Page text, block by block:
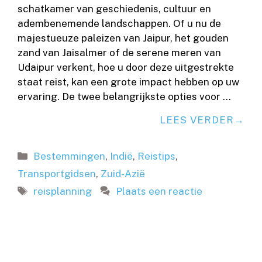
schatkamer van geschiedenis, cultuur en
adembenemende landschappen. Of u nu de
majestueuze paleizen van Jaipur, het gouden
zand van Jaisalmer of de serene meren van
Udaipur verkent, hoe u door deze uitgestrekte
staat reist, kan een grote impact hebben op uw
ervaring. De twee belangrijkste opties voor …
LEES VERDER
Categorieën
Bestemmingen, Indië, Reistips,
Transportgidsen, Zuid-Azië
Tags
reisplanning Plaats een reactie